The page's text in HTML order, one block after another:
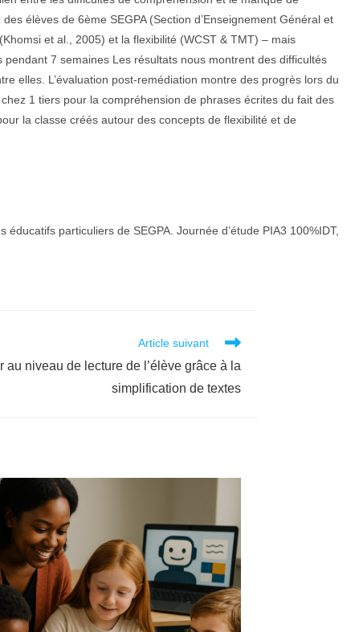
élèves de 6ème SEGPA (Section d’Enseignement Général et
et al., 2005) et la flexibilité (WCST & TMT) – mais
7 semaines Les résultats nous montrent des difficultés
elles. L’évaluation post-remédiation montre des progrès lors du
1 tiers pour la compréhension de phrases écrites du fait des
la classe créés autour des concepts de flexibilité et de
particuliers de SEGPA. Journée d’étude PIA3 100%IDT,
Article suivant
au niveau de lecture de l’élève grâce à la
simplification de textes